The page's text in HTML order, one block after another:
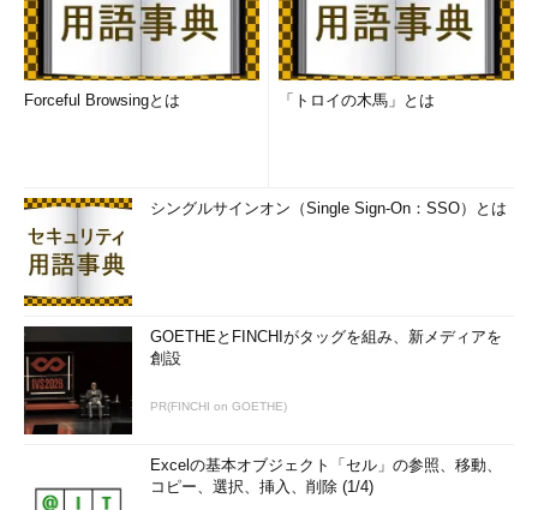
Forceful Browsingとは 「トロイの木馬」とは
シングルサインオン（Single Sign-On：SSO）とは
GOETHEとFINCHIがタッグを組み、新メディアを
創設
PR(FINCHI on GOETHE)
Excelの基本オブジェクト「セル」の参照、移動、
コピー、選択、挿入、削除 (1/4)